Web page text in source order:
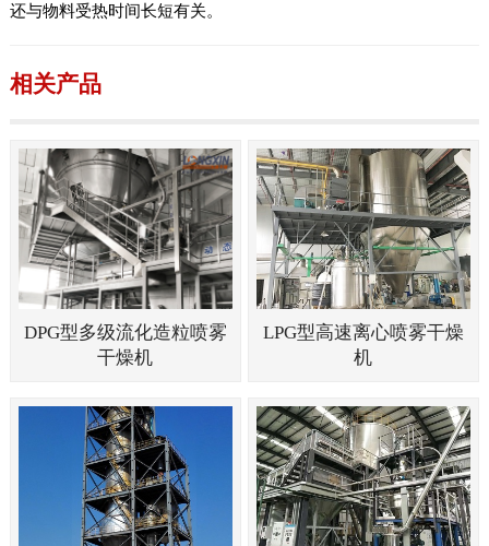
还与物料受热时间长短有关。
相关产品
DPG型多级流化造粒喷雾
干燥机
LPG型高速离心喷雾干燥
机